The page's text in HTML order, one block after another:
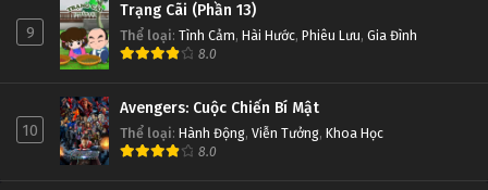
9
Trạng Cãi (Phần 13)
Thể loại: Tình Cảm, Hài Hước, Phiêu Lưu, Gia Đình
8.0
10
Avengers: Cuộc Chiến Bí Mật
Thể loại: Hành Động, Viễn Tưởng, Khoa Học
8.0